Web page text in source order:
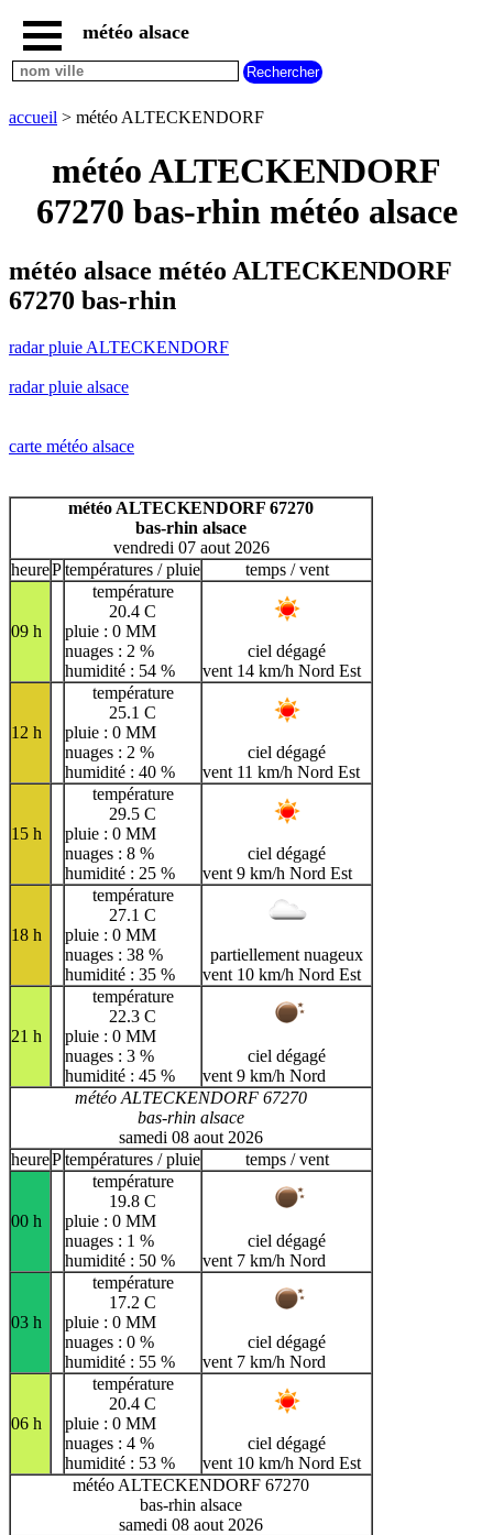
accueil
radar
ALTECKENDORF
radar
alsace
carte
météo
météo
H
I J K L M
N
T
U
V
W X Y Z
météo alsace
accueil > météo ALTECKENDORF
météo ALTECKENDORF
67270 bas-rhin météo alsace
météo alsace météo ALTECKENDORF
67270 bas-rhin
radar pluie ALTECKENDORF
radar pluie alsace
carte météo alsace
météo ALTECKENDORF 67270
bas-rhin alsace
vendredi 07 aout 2026
heurePtempératures / pluie temps / vent
09 h
température
20.4 C
pluie : 0 MM
nuages : 2 %
humidité : 54 %
ciel dégagé
vent 14 km/h Nord Est
12 h
température
25.1 C
pluie : 0 MM
nuages : 2 %
humidité : 40 %
ciel dégagé
vent 11 km/h Nord Est
15 h
température
29.5 C
pluie : 0 MM
nuages : 8 %
humidité : 25 %
ciel dégagé
vent 9 km/h Nord Est
18 h
température
27.1 C
pluie : 0 MM
nuages : 38 %
humidité : 35 %
partiellement nuageux
vent 10 km/h Nord Est
21 h
température
22.3 C
pluie : 0 MM
nuages : 3 %
humidité : 45 %
ciel dégagé
vent 9 km/h Nord
météo ALTECKENDORF 67270
bas-rhin alsace
samedi 08 aout 2026
heurePtempératures / pluie temps / vent
00 h
température
19.8 C
pluie : 0 MM
nuages : 1 %
humidité : 50 %
ciel dégagé
vent 7 km/h Nord
03 h
température
17.2 C
pluie : 0 MM
nuages : 0 %
humidité : 55 %
ciel dégagé
vent 7 km/h Nord
06 h
température
20.4 C
pluie : 0 MM
nuages : 4 %
humidité : 53 %
ciel dégagé
vent 10 km/h Nord Est
météo ALTECKENDORF 67270
bas-rhin alsace
samedi 08 aout 2026